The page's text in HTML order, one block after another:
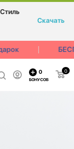
0
0
БОНУСОВ
Скачать